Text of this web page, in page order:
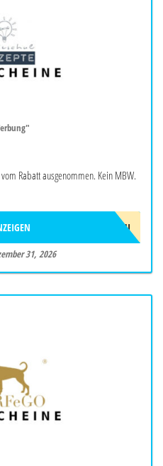
Rabatt ausgenommen. Kein MBW.
AD!2026/NEU
31, 2026